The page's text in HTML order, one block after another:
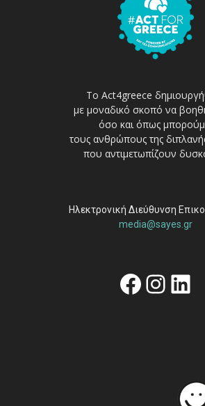
Το Act4greece
με μοναδικό σκοπό να
όσο και όπως
τους ανθρώπους της
που αντιμετωπίζουν
Ηλεκτρονική Διεύθυνση
media@sayes.gr